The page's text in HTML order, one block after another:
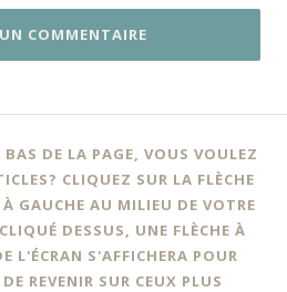
DE LA PAGE, VOUS VOULEZ
CLIQUEZ SUR LA FLÈCHE
GAUCHE AU MILIEU DE VOTRE
DESSUS, UNE FLÈCHE À
L'ÉCRAN S'AFFICHERA POUR
REVENIR SUR CEUX PLUS